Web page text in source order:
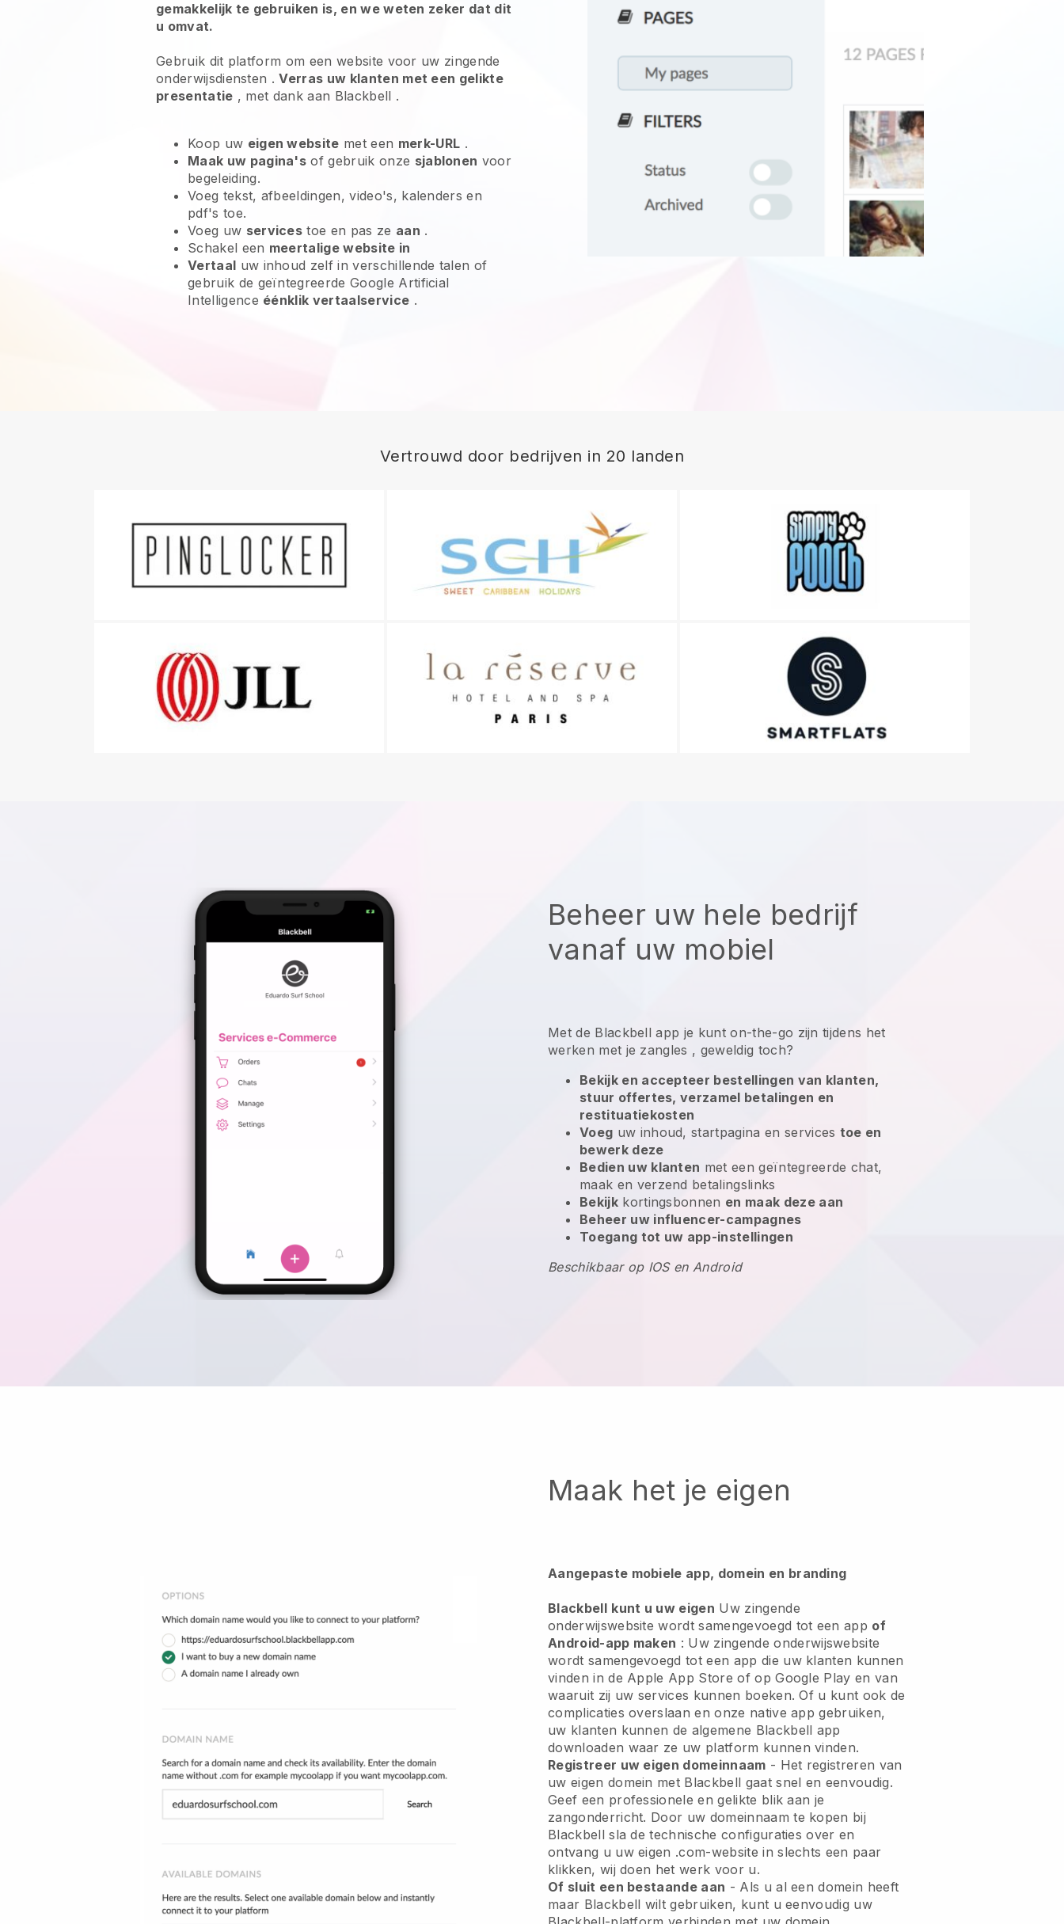
gemakkelijk te gebruiken is, en we weten zeker dat dit
u omvat.
Gebruik dit platform om een website voor uw zingende
onderwijsdiensten .Verras uw klanten met een gelikte
presentatie , met dank aan Blackbell .
Koop uw eigen website met een merk-URL .
Maak uw pagina's of gebruik onze sjablonen voor
begeleiding.
Voeg tekst, afbeeldingen, video's, kalenders en
pdf's toe.
Voeg uw services toe en pas ze aan .
Schakel een meertalige website in
Vertaal uw inhoud zelf in verschillende talen of
gebruik de geïntegreerde Google Artificial
Intelligence éénklik vertaalservice .
Vertrouwd door bedrijven in 20 landen
Beheer uw hele bedrijf
vanaf uw mobiel
Met de Blackbell app je kunt on-the-go zijn tijdens het
werken met je zangles , geweldig toch?
Bekijk en accepteer bestellingen van klanten,
stuur offertes, verzamel betalingen en
restituatiekosten
Voeg uw inhoud, startpagina en services toe en
bewerk deze
Bedien uw klanten met een geïntegreerde chat,
maak en verzend betalingslinks
Bekijkkortingsbonnen en maak deze aan
Beheer uw influencer-campagnes
Toegang tot uw app-instellingen
Beschikbaar op IOS en Android
Maak het je eigen
Aangepaste mobiele app, domein en branding
Blackbell kunt u uw eigen Uw zingende
onderwijswebsite wordt samengevoegd tot een app of
Android-app maken : Uw zingende onderwijswebsite
wordt samengevoegd tot een app die uw klanten kunnen
vinden in de Apple App Store of op Google Play en van
waaruit zij uw services kunnen boeken. Of u kunt ook de
complicaties overslaan en onze native app gebruiken,
uw klanten kunnen de algemene Blackbell app
downloaden waar ze uw platform kunnen vinden.
Registreer uw eigen domeinnaam - Het registreren van
uw eigen domein met Blackbell gaat snel en eenvoudig.
Geef een professionele en gelikte blik aan je
zangonderricht. Door uw domeinnaam te kopen bij
Blackbell sla de technische configuraties over en
ontvang u uw eigen .com-website in slechts een paar
klikken, wij doen het werk voor u.
Of sluit een bestaande aan - Als u al een domein heeft
maar Blackbell wilt gebruiken, kunt u eenvoudig uw